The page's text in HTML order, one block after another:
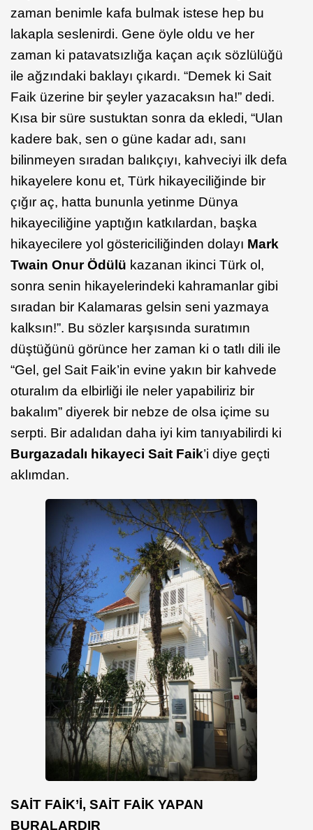
zaman benimle kafa bulmak istese hep bu
lakapla seslenirdi. Gene öyle oldu ve her
zaman ki patavatsızlığa kaçan açık sözlülüğü
ile ağzındaki baklayı çıkardı. “Demek ki Sait
Faik üzerine bir şeyler yazacaksın ha!” dedi.
Kısa bir süre sustuktan sonra da ekledi, “Ulan
kadere bak, sen o güne kadar adı, sanı
bilinmeyen sıradan balıkçıyı, kahveciyi ilk defa
hikayelere konu et, Türk hikayeciliğinde bir
çığır aç, hatta bununla yetinme Dünya
hikayeciliğine yaptığın katkılardan, başka
hikayecilere yol göstericiliğinden dolayı Mark
Twain Onur Ödülü kazanan ikinci Türk ol,
sonra senin hikayelerindeki kahramanlar gibi
sıradan bir Kalamaras gelsin seni yazmaya
kalksın!”. Bu sözler karşısında suratımın
düştüğünü görünce her zaman ki o tatlı dili ile
“Gel, gel Sait Faik’in evine yakın bir kahvede
oturalım da elbirliği ile neler yapabiliriz bir
bakalım” diyerek bir nebze de olsa içime su
serpti. Bir adalıdan daha iyi kim tanıyabilirdi ki
Burgazadalı hikayeci Sait Faik’i diye geçti
aklımdan.
SAİT FAİK’İ, SAİT FAİK YAPAN
BURALARDIR